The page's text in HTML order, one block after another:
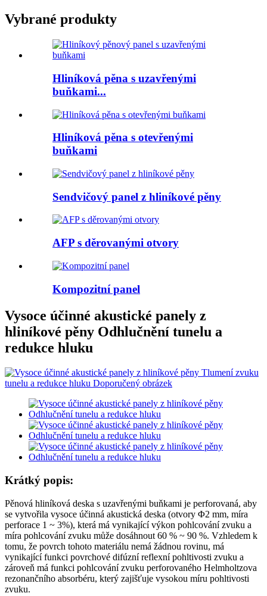
Vybrané produkty
Hliníková pěna s uzavřenými
buňkami...
Hliníková pěna s otevřenými
buňkami
Sendvičový panel z hliníkové pěny
AFP s děrovanými otvory
Kompozitní panel
Vysoce účinné akustické panely z
hliníkové pěny Odhlučnění tunelu a
redukce hluku
Krátký popis:
Pěnová hliníková deska s uzavřenými buňkami je perforovaná, aby
se vytvořila vysoce účinná akustická deska (otvory Φ2 mm, míra
perforace 1 ~ 3%), která má vynikající výkon pohlcování zvuku a
míra pohlcování zvuku může dosáhnout 60 % ~ 90 %. Vzhledem k
tomu, že povrch tohoto materiálu nemá žádnou rovinu, má
vynikající funkci povrchové difúzní reflexní pohltivosti zvuku a
zároveň má funkci pohlcování zvuku perforovaného Helmholtzova
rezonančního absorbéru, který zajišťuje vysokou míru pohltivosti
zvuku.